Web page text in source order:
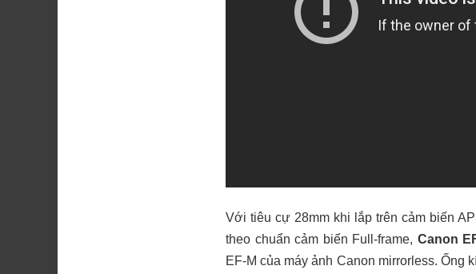
Với tiêu cự 28mm khi lắp trên cảm biến
theo chuẩn cảm biến Full-frame, Canon
EF-M của máy ảnh Canon mirrorless. Ống